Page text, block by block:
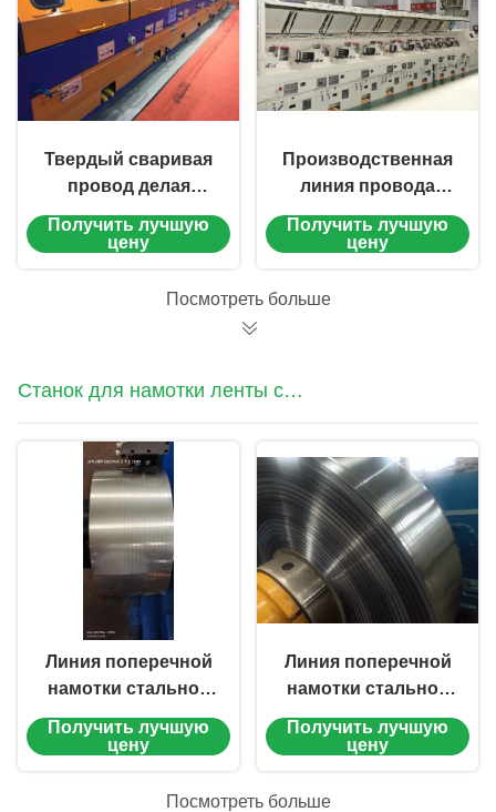
Твердый сваривая
провод делая
машину
Получить лучшую
цену
Производственная
линия провода
заварки Solid/CO2
Получить лучшую
цену
Посмотреть больше
Станок для намотки ленты с
осцилляцией / поперечным
движением
Линия поперечной
намотки стальной
полосы
Получить лучшую
цену
Линия поперечной
намотки стальной
полосы
Получить лучшую
цену
Посмотреть больше